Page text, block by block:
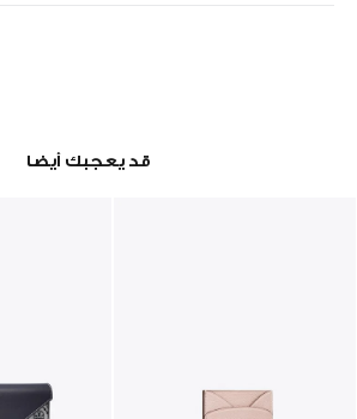
قد يعجبك أيضا